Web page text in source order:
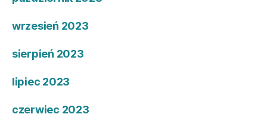
wrzesień 2023
sierpień 2023
lipiec 2023
czerwiec 2023